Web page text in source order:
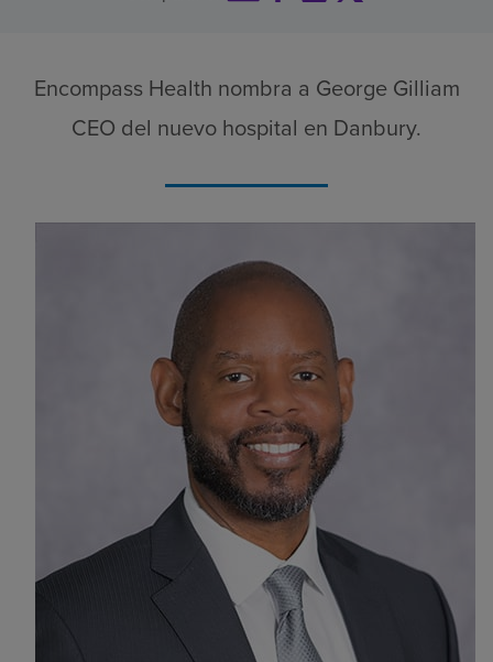
Inversores
Encompass Health nombra a George Gilliam
CEO del nuevo hospital en Danbury.